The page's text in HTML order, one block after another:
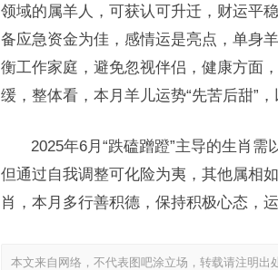
领域的属羊人，可获认可升迁，财运平
备应急资金为佳，感情运是亮点，单身
衡工作家庭，避免忽视伴侣，健康方面
缓，整体看，本月羊儿运势“先苦后甜”
2025年6月“跌磕蹭蹬”主导的生肖
但通过自我调整可化险为夷，其他属相
肖，本月多行善积德，保持积极心态，
本文来自网络，不代表图吧涂立场，转载请注明出